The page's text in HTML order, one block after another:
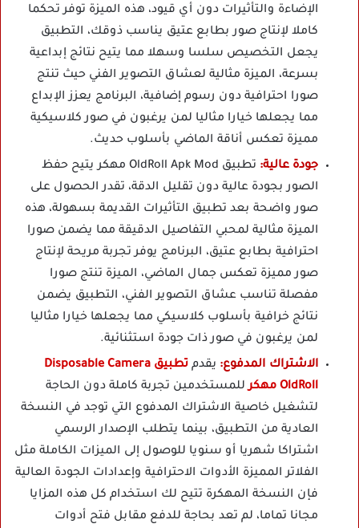
الإضاءة والتأثيرات دون أي قيود، هذه الميزة توفر تحكما
كاملا لإنتاج صور بطابع عتيق يناسب ذوقك، التطبيق
يجعل التخصيص سلسا وسهلا مما يتيح نتائج إبداعية
بسرعة، الميزة مثالية لعشاق التصوير الفني حيث تنتج
صورا احترافية دون رسوم إضافية، البرنامج يعزز الإبداع
مما يجعلها خيارا مثاليا لمن يرغبون في صور كلاسيكية
مميزة تعكس أناقة الماضي بأسلوب حديث.
جودة عالية:
تطبيق OldRoll Apk Mod مهكر يتيح حفظ
الصور بجودة عالية دون تقليل الدقة، تقدر الحصول على
صور واضحة بعد تطبيق التأثيرات القديمة بسهولة، هذه
الميزة مثالية لمحبي التفاصيل الدقيقة مما يضمن صورا
احترافية بطابع عتيق، البرنامج يوفر تجربة مريحة لإنتاج
صور مميزة تعكس جمال الماضي، الميزة تنتج صورا
مفصلة تناسب عشاق التصوير الفني، التطبيق يضمن
نتائج خرافية بأسلوب كلاسيكي مما يجعلها خيارا مثاليا
لمن يرغبون في صور ذات جودة استثنائية.
الاشتراك المدفوع: يقدم
تطبيق Disposable Camera
OldRoll مهكر
للمستخدمين تجربة كاملة دون الحاجة
لتشغيل خاصية الاشتراك المدفوع التي توجد في النسخة
العادية من التطبيق، بينما يتطلب الإصدار الرسمي
اشتراكا شهريا أو سنويا للوصول إلى الميزات الكاملة مثل
الفلاتر المميزة الأدوات الاحترافية وإعدادات الجودة العالية
فإن النسخة المهكرة تتيح لك استخدام كل هذه المزايا
مجانا تماما، لم تعد بحاجة للدفع مقابل فتح أدوات